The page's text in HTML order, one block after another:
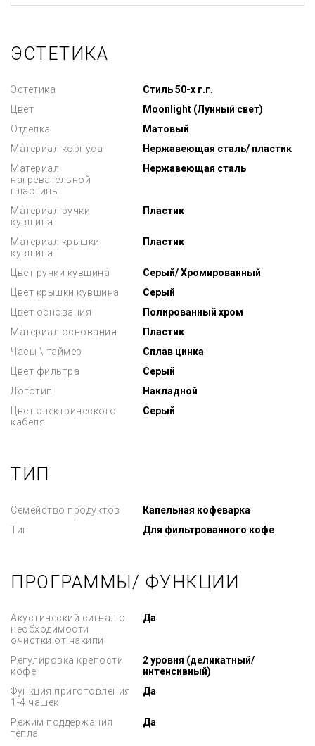
ЭСТЕТИКА
Эстетика
Стиль 50-х г.г.
Цвет
Moonlight (Лунный свет)
Отделка
Матовый
Материал корпуса
Нержавеющая сталь/ пластик
Материал
нагревательной
пластины
Нержавеющая сталь
Материал ручки
кувшина
Пластик
Материал крышки
кувшина
Пластик
Цвет ручки кувшина
Серый/ Хромированный
Цвет крышки кувшина
Серый
Цвет основания
Полированный хром
Материал основания
Пластик
Часы \ таймер
Сплав цинка
Цвет фильтра
Серый
Логотип
Накладной
Цвет электрического
кабеля
Серый
ТИП
Семейство продуктов
Капельная кофеварка
Тип
Для фильтрованного кофе
ПРОГРАММЫ/ ФУНКЦИИ
Акустический сигнал о
необходимости
очистки от накипи
Да
Регулировка крепости
кофе
2 уровня (деликатный/
интенсивный)
Функция приготовления
1-4 чашек
Да
Режим поддержания
тепла
Да